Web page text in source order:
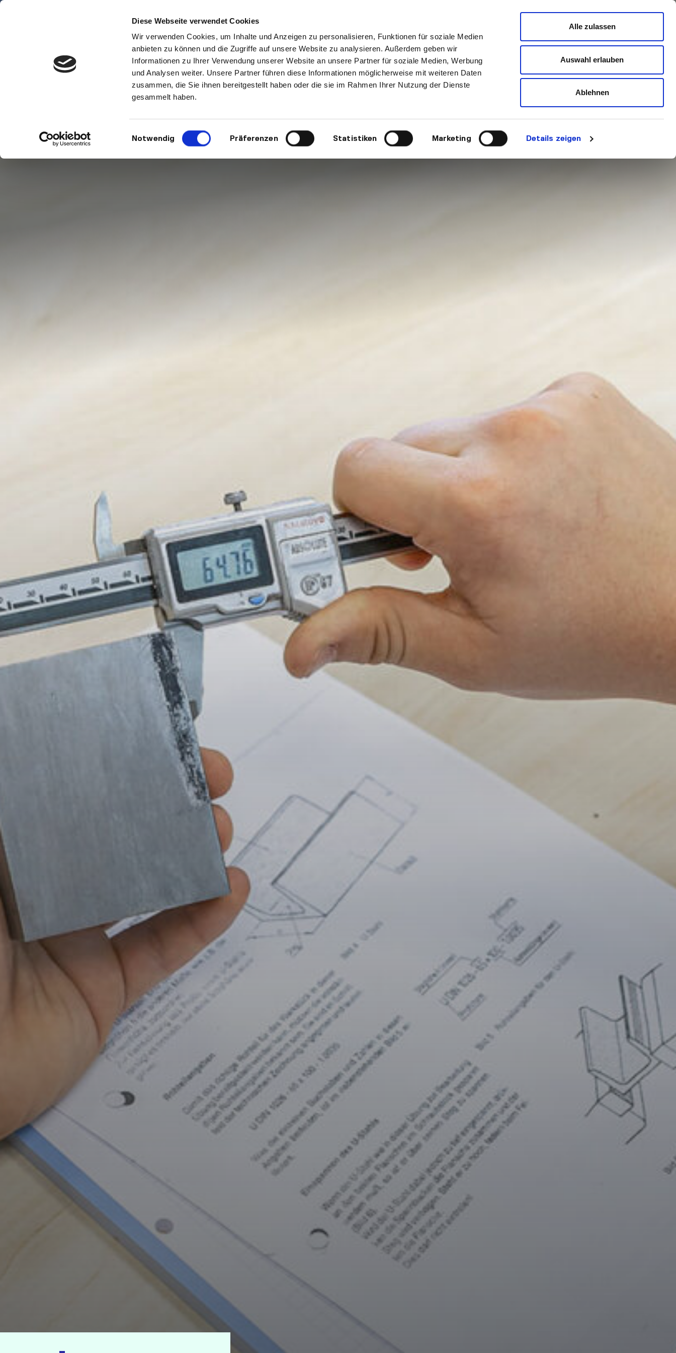
Diese Webseite verwendet Cookies
Wir verwenden Cookies, um Inhalte und Anzeigen zu personalisieren, Funktionen für soziale Medien
anbieten zu können und die Zugriffe auf unsere Website zu analysieren. Außerdem geben wir
Informationen zu Ihrer Verwendung unserer Website an unsere Partner für soziale Medien, Werbung
und Analysen weiter. Unsere Partner führen diese Informationen möglicherweise mit weiteren Daten
zusammen, die Sie ihnen bereitgestellt haben oder die sie im Rahmen Ihrer Nutzung der Dienste
gesammelt haben.
Einwilligungsauswahl
Notwendig Präferenzen Statistiken Marketing Details zeigen
Alle zulassen
Auswahl erlauben
Ablehnen